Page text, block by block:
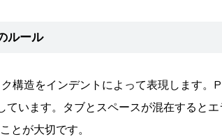
ルール
構造をインデントによって表現します。
ています。タブとスペースが混在すると
とが大切です。